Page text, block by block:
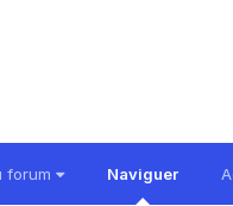
forum Naviguer